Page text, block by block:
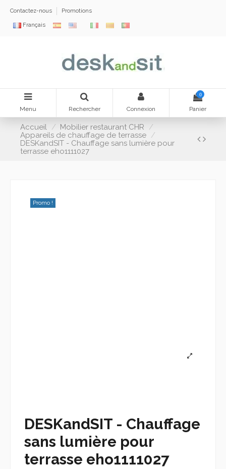
Contactez-nous Promotions
Français
Menu Rechercher Connexion
0
Panier
Accueil
Mobilier restaurant CHR
Appareils de chauffage de terrasse
DESKandSIT - Chauffage sans lumière pour
terrasse eho1111027
Promo !
DESKandSIT - Chauffage
sans lumière pour
terrasse eho1111027